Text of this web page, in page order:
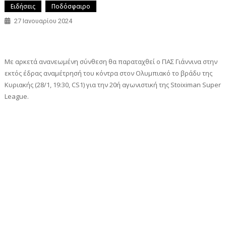
Ειδήσεις Ποδόσφαιρο
27 Ιανουαρίου 2024
Με αρκετά ανανεωμένη σύνθεση θα παραταχθεί ο ΠΑΣ Γιάννινα στην
εκτός έδρας αναμέτρησή του κόντρα στον Ολυμπιακό το βράδυ της
Κυριακής (28/1, 19:30, CS1) για την 20ή αγωνιστική της Stoiximan Super
League.